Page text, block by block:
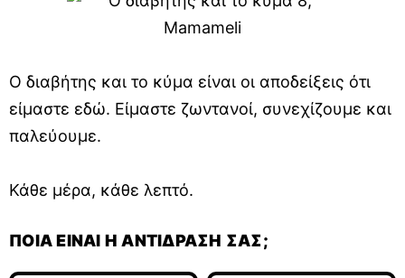
Ο διαβήτης και το κύμα είναι οι αποδείξεις ότι
είμαστε εδώ. Είμαστε ζωντανοί, συνεχίζουμε και
παλεύουμε.
Κάθε μέρα, κάθε λεπτό.
ΠΟΙΑ ΕΊΝΑΙ Η ΑΝΤΊΔΡΑΣΉ ΣΑΣ;